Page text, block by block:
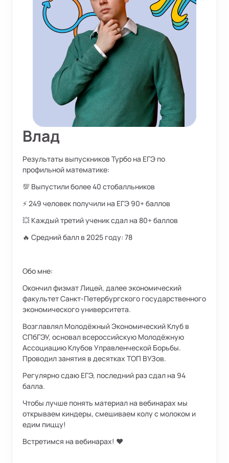
Влад
Результаты выпускников Турбо на ЕГЭ по
профильной математике:
💯 Выпустили более 40 стобалльников
⚡ 249 человек получили на ЕГЭ 90+ баллов
💥 Каждый третий ученик сдал на 80+ баллов
🔥 Средний балл в 2025 году: 78
Обо мне:
Окончил физмат Лицей, далее экономический
факультет Санкт-Петербургского государственного
экономического университета.
Возглавлял Молодёжный Экономический Клуб в
СПбГЭУ, основал всероссийскую Молодёжную
Ассоциацию Клубов Управленческой Борьбы.
Проводил занятия в десятках ТОП ВУЗов.
Регулярно сдаю ЕГЭ, последний раз сдал на 94
балла.
Чтобы лучше понять материал на вебинарах мы
открываем киндеры, смешиваем колу с молоком и
едим пиццу!
Встретимся на вебинарах! ❤️